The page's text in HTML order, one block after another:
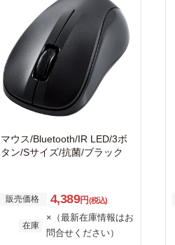
マウス/Bluetooth/IR LED/3ボ
タン/Sサイズ/抗菌/ブラック
販売価格 4,389円(税込)
在庫
×（最新在庫情報はお
問合せください）